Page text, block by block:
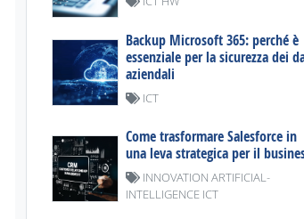
Backup Microsoft 365: perché è
essenziale per la sicurezza dei
aziendali
ICT
Come trasformare Salesforce in
una leva strategica per il
INNOVATION ARTIFICIAL-
INTELLIGENCE ICT